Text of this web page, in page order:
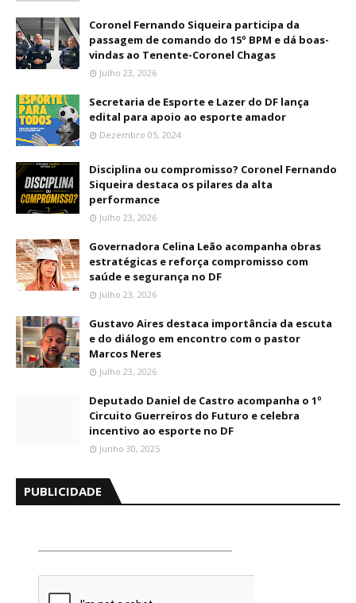
Coronel Fernando Siqueira participa da
passagem de comando do 15º BPM e dá boas-
vindas ao Tenente-Coronel Chagas
Julho 23, 2026
Secretaria de Esporte e Lazer do DF lança
edital para apoio ao esporte amador
Dezembro 05, 2024
Disciplina ou compromisso? Coronel Fernando
Siqueira destaca os pilares da alta
performance
Julho 23, 2026
Governadora Celina Leão acompanha obras
estratégicas e reforça compromisso com
saúde e segurança no DF
Julho 23, 2026
Gustavo Aires destaca importância da escuta
e do diálogo em encontro com o pastor
Marcos Neres
Julho 23, 2026
Deputado Daniel de Castro acompanha o 1º
Circuito Guerreiros do Futuro e celebra
incentivo ao esporte no DF
Junho 30, 2025
PUBLICIDADE